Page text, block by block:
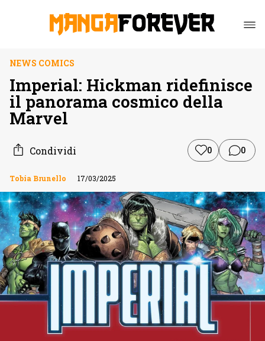
NEWS COMICS
Imperial: Hickman ridefinisce
il panorama cosmico della
Marvel
Condividi 0 0
Tobia Brunello 17/03/2025